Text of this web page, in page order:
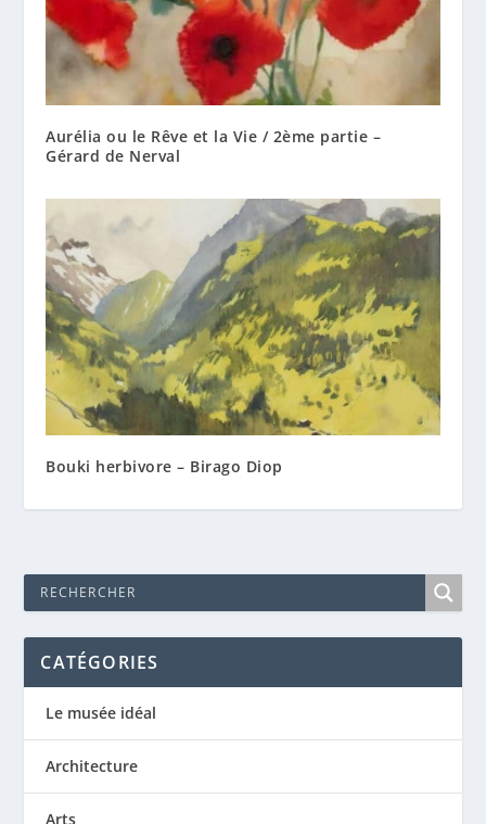
Aurélia ou le Rêve et la Vie / 2ème partie –
Gérard de Nerval
Bouki herbivore – Birago Diop
CATÉGORIES
Le musée idéal
Architecture
Arts